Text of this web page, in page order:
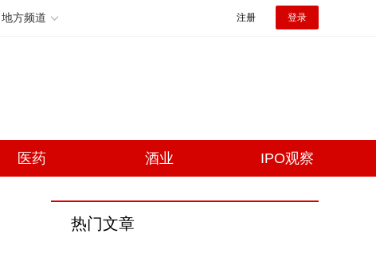
地方频道 注册 登录
医药 酒业 IPO观察
热门文章